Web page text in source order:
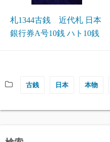
札1344古銭 近代札 日本
銀行券A号10銭 ハト10銭
古銭 日本 本物